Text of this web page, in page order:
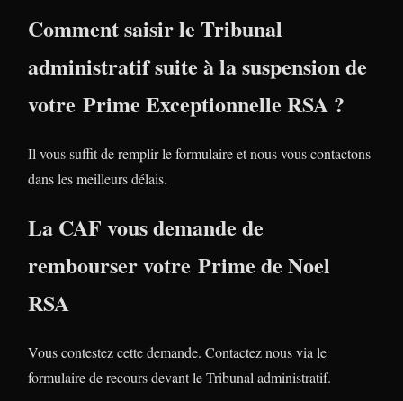
Comment saisir le Tribunal
administratif suite à la suspension de
votre Prime Exceptionnelle RSA ?
Il vous suffit de remplir le formulaire et nous vous contactons
dans les meilleurs délais.
La CAF vous demande de
rembourser votre Prime de Noel
RSA
Vous contestez cette demande. Contactez nous via le
formulaire de recours devant le Tribunal administratif.